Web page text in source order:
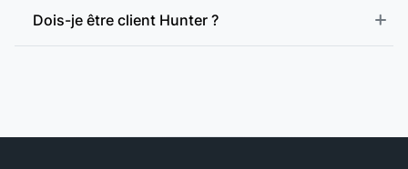
Dois-je être client Hunter ?